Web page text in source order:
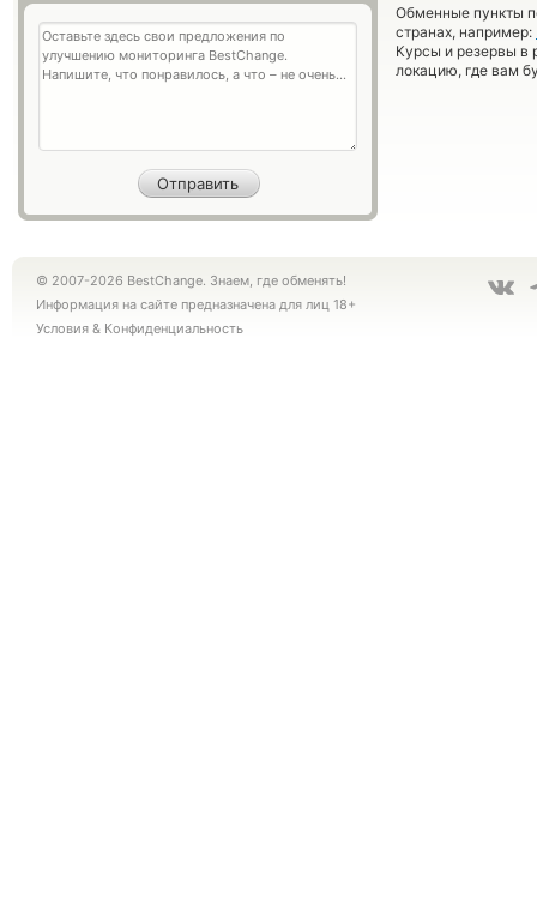
Обменные пункты
странах, например:
Курсы и резервы в
локацию, где вам
© 2007-2026 BestChange. Знаем, где обменять!
Информация на сайте предназначена для лиц 18+
Условия & Конфиденциальность